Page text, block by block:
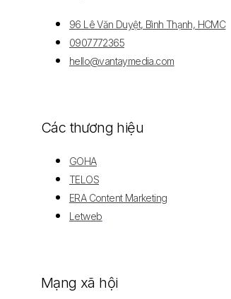
96 Lê Văn Duyệt, Bình Thạnh, HCMC
0907772365
hello@vantaymedia.com
Các thương hiệu
GOHA
TELOS
ERA Content Marketing
Letweb
Mạng xã hội